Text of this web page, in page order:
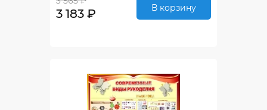
3 183 ₽ В корзину